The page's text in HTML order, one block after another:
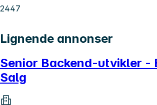
2447
Lignende annonser
Senior Backend-utvikler -
Salg